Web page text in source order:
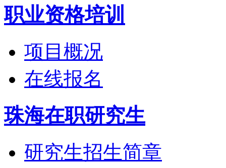
职业资格培训
项目概况
在线报名
珠海在职研究生
研究生招生简章